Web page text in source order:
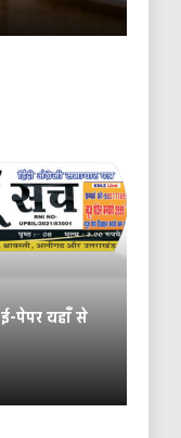
पेपर यहाँ से